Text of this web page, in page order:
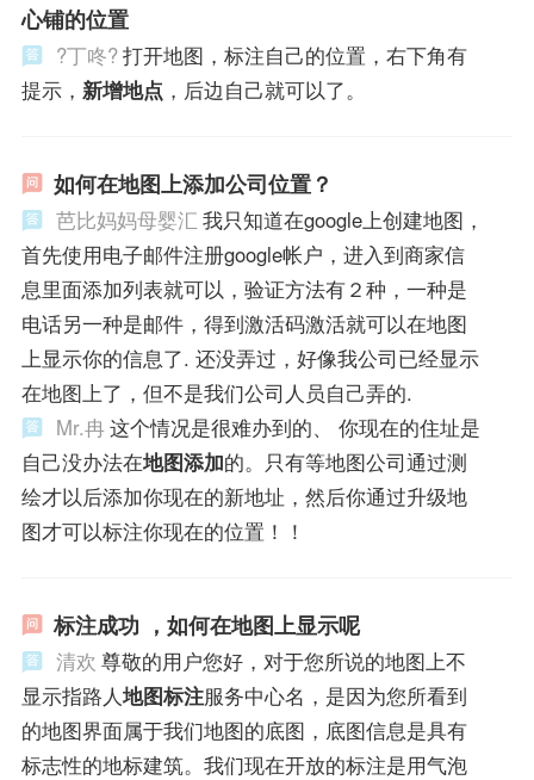
心铺的位置
?丁咚?打开地图，标注自己的位置，右下角有
提示， 新增地点 ，后边自己就可以了。
如何在地图上添加公司位置？
芭比妈妈母婴汇 我只知道在google上创建地图，
首先使用电子邮件注册google帐户，进入到商家信
息里面添加列表就可以，验证方法有２种，一种是
电话另一种是邮件，得到激活码激活就可以在地图
上显示你的信息了. 还没弄过，好像我公司已经显示
在地图上了，但不是我们公司人员自己弄的.
Mr.冉这个情况是很难办到的、 你现在的住址是
自己没办法在地图添加的。只有等地图公司通过测
绘才以后添加你现在的新地址，然后你通过升级地
图才可以标注你现在的位置！！
标注成功 ，如何在地图上显示呢
清欢 尊敬的用户您好，对于您所说的地图上不
显示指路人地图标注服务中心名，是因为您所看到
的地图界面属于我们地图的底图，底图信息是具有
标志性的地标建筑。我们现在开放的标注是用气泡